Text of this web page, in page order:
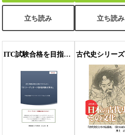
立ち読み 立ち読み
ITC試験合格を目指す方のための「ITコーディネータ資格試験対策本」（ITC PGLVer.3.1対応）(PDF版）